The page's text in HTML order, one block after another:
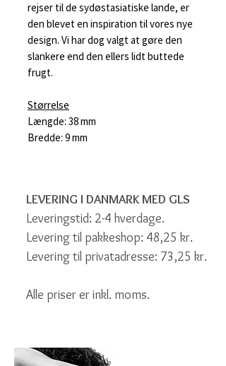
rejser til de sydøstasiatiske lande, er
den blevet en inspiration til vores nye
design. Vi har dog valgt at gøre den
slankere end den ellers lidt buttede
frugt.
Størrelse
Længde: 38 mm
Bredde: 9 mm
LEVERING I DANMARK MED GLS
Leveringstid: 2-4 hverdage.
Levering til pakkeshop: 48,25 kr.
Levering til privatadresse: 73,25 kr.
Alle priser er inkl. moms.